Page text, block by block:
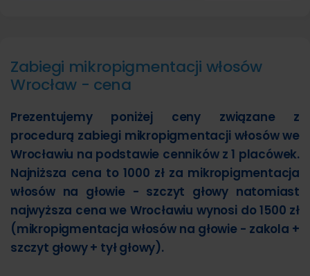
Zabiegi mikropigmentacji włosów
Wrocław - cena
Prezentujemy poniżej ceny związane z
procedurą zabiegi mikropigmentacji włosów we
Wrocławiu na podstawie cenników z 1 placówek.
Najniższa cena to 1000 zł za mikropigmentacja
włosów na głowie - szczyt głowy natomiast
najwyższa cena we Wrocławiu wynosi do 1500 zł
(mikropigmentacja włosów na głowie - zakola +
szczyt głowy + tył głowy).